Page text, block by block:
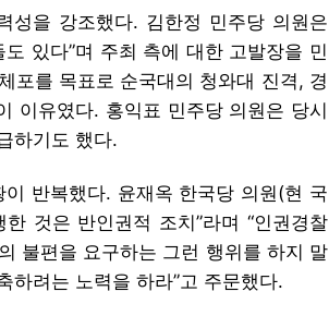
성을 강조했다. 김한정 민주당 의원은
있다”며 주최 측에 대한 고발장을 민
포를 목표로 순국대의 청와대 진격, 경
이유였다. 홍익표 민주당 의원은 당시
하기도 했다.
반복했다. 윤재옥 한국당 의원(현 국
것은 반인권적 조치”라며 “인권경찰
불편을 요구하는 그런 행위를 하지 말
하려는 노력을 하라”고 주문했다.